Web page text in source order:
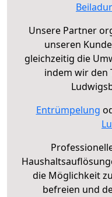
Unsere Partner
unseren
gleichzeitig die
indem wir den
Entrümpelung
die Möglichkeit
befreien und